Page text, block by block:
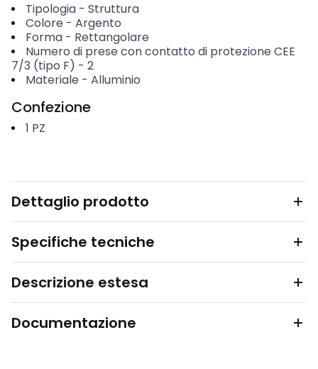
Tipologia- Struttura
Colore - Argento
Forma- Rettangolare
Numero di prese con contatto di protezione CEE
7/3 (tipo F) - 2
Materiale - Alluminio
Confezione
1 PZ
Dettaglio prodotto
Specifiche tecniche
Descrizione estesa
Documentazione